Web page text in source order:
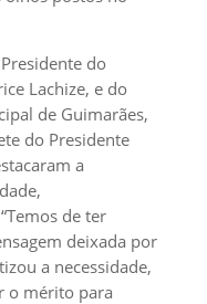
do
Lachize, e do
de Guimarães,
do Presidente
a
de ter
deixada por
a necessidade,
o mérito para